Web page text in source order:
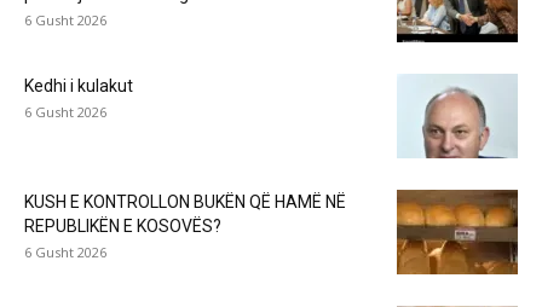
6 Gusht 2026
Kedhi i kulakut
6 Gusht 2026
KUSH E KONTROLLON BUKËN QË HAMË NË
REPUBLIKËN E KOSOVËS?
6 Gusht 2026